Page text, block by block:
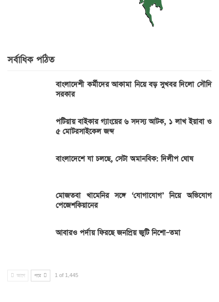
সর্বাধিক পঠিত
বাংলাদেশী কর্মীদের আকামা নিয়ে বড় সুখবর দিলো সৌদি
সরকার
পটিয়ায় বাইকার গ্যাংয়ের ৬ সদস্য আটক, ১ লাখ ইয়াবা ও
৫ মোটরসাইকেল জব্দ
বাংলাদেশে যা চলছে, সেটা অমানবিক: দিলীপ ঘোষ
মোজতবা খামেনির সঙ্গে ‘যোগাযোগ’ নিয়ে অভিযোগ
পেজেশকিয়ানের
আবারও পর্দায় ফিরছে জনপ্রিয় জুটি নিশো–তমা
আগে পরে 1 of 1,445